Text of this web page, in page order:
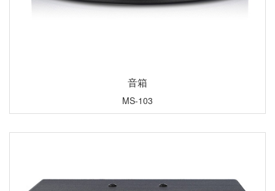
音箱
MS-103